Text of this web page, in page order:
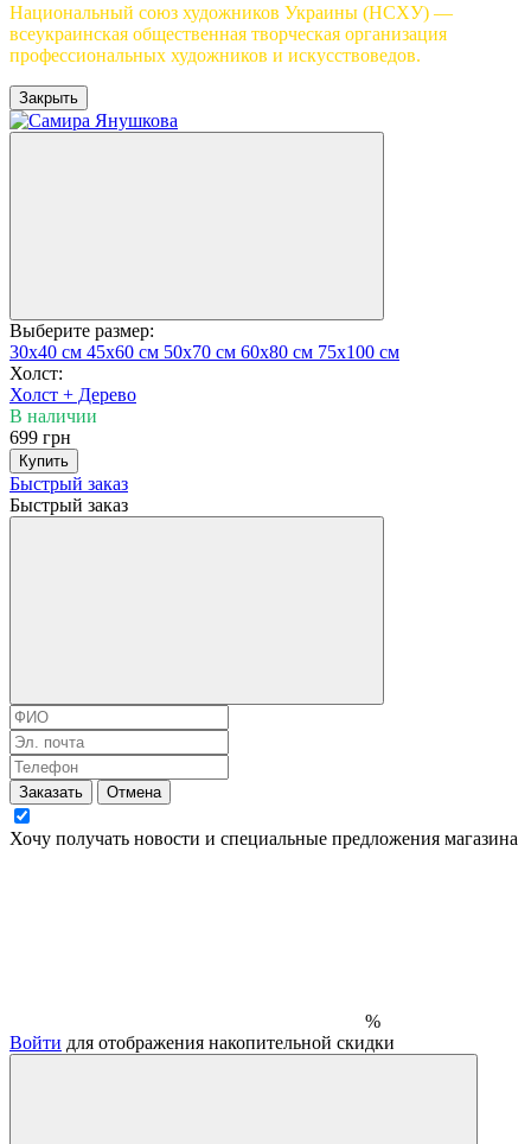
Национальный союз художников Украины (НСХУ) —
всеукраинская общественная творческая организация
профессиональных художников и искусствоведов.
Закрыть
Выберите размер:
30х40 см 45х60 см 50х70 см 60х80 см 75х100 см
Холст:
Холст + Дерево
В наличии
699 грн
Купить
Быстрый заказ
Быстрый заказ
Заказать Отмена
Хочу получать новости и специальные предложения магазина
%
Войти для отображения накопительной скидки